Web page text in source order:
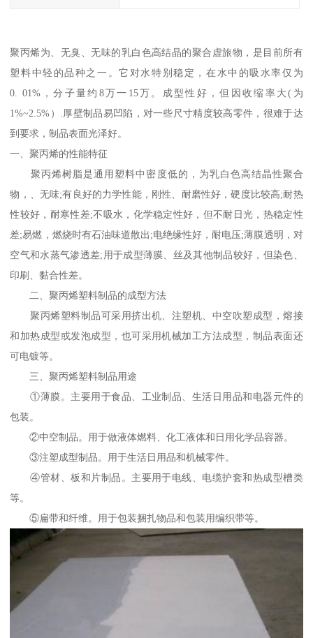
聚丙烯为、无臭、无味的乳白色高结晶的聚合虚旅物，是目前所有
塑料中轻的品种之一。它对水特别稳定，在水中的吸水率仅为
0. 01%，分子量约8万一15万。成型性好，但因收缩率大(为
1%~2.5%）.厚壁制品易凹陷，对一些尺寸精度较高零件，很难于达
到要求，制品表面光泽好。
一、聚丙烯的性能特征
聚丙烯树脂是通用塑料中密度低的，为乳白色高结晶性聚合
物，、无味;有良好的力学性能，刚性、耐磨性好，硬度比较高;耐热
性较好，耐寒性差;不吸水，化学稳定性好，但不耐日光，热稳定性
差;易燃，燃烧时有石油味道散出;电绝缘性好，耐电压;薄膜透明，对
空气和水蒸气渗透差;用于成型薄膜、丝及其他制品较好，但染色、
印刷、黏合性差。
二、聚丙烯塑料制品的成型方法
聚丙烯塑料制品可采用挤出机、注塑机、中空吹塑成型，熔接
和加热成型或发泡成型，也可采用机械加工方法成型，制品表面还
可电镀等。
三、聚丙烯塑料制品用途
①薄膜。主要用于食品、工业制品、生活日用品和电器元件的
包装。
②中空制品。用于做液体燃料、化工液体和日用化学品容器。
③注塑成型制品。用于生活日用品和机械零件。
④管材、板和片制品。主要用于电线、电缆护套和热成型槽类
等。
⑤扁带和纤维。用于包装捆扎物品和包装用编织带等。